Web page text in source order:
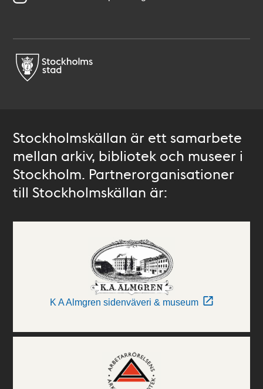
Stockholmskällan är ett samarbete
mellan arkiv, bibliotek och museer i
Stockholm. Partnerorganisationer
till Stockholmskällan är:
K A Almgren sidenväveri & museum